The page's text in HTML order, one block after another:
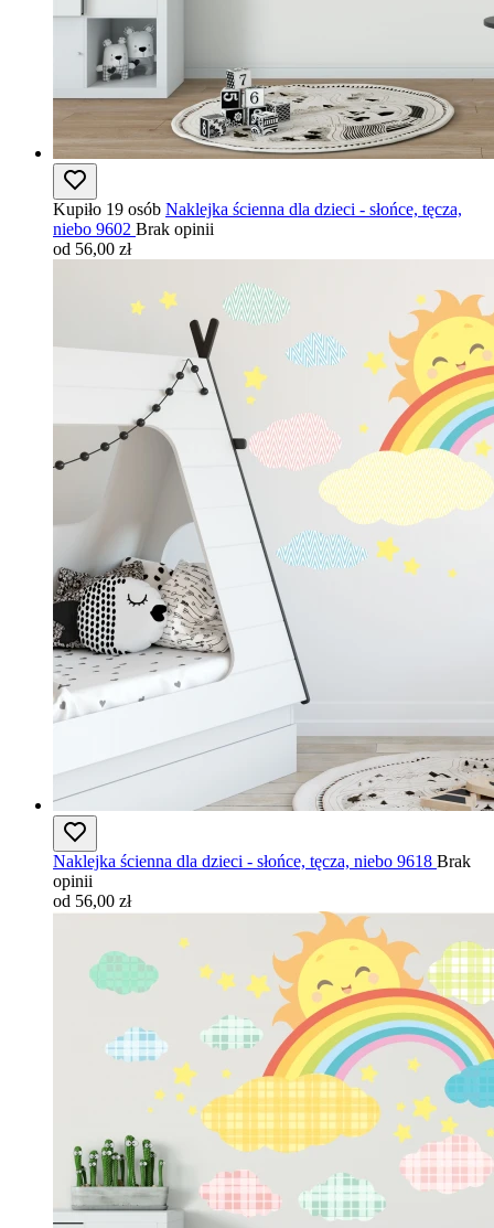
Kupiło 19 osób Naklejka ścienna dla dzieci - słońce, tęcza,
niebo 9602 Brak opinii
od 56,00 zł
Naklejka ścienna dla dzieci - słońce, tęcza, niebo 9618 Brak
opinii
od 56,00 zł